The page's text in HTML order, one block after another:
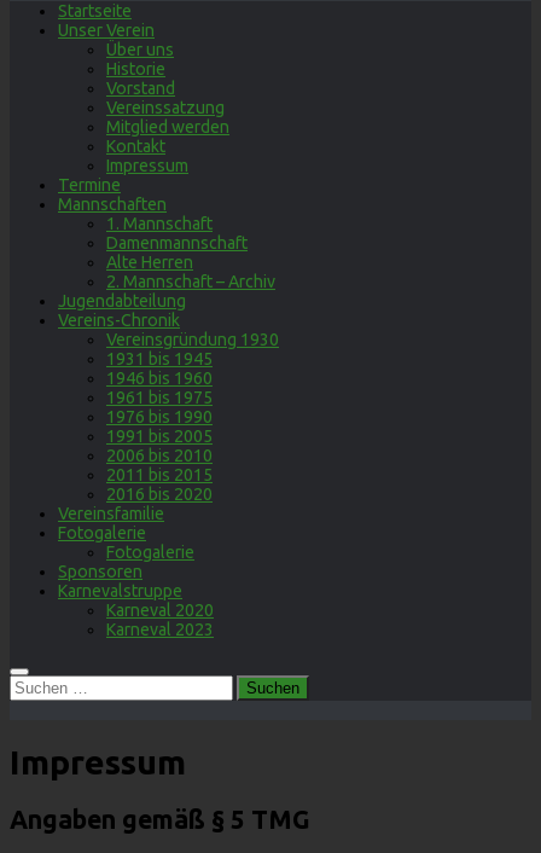
Startseite
Unser Verein
Über uns
Historie
Vorstand
Vereinssatzung
Mitglied werden
Kontakt
Impressum
Termine
Mannschaften
1. Mannschaft
Damenmannschaft
Alte Herren
2. Mannschaft – Archiv
Jugendabteilung
Vereins-Chronik
Vereinsgründung 1930
1931 bis 1945
1946 bis 1960
1961 bis 1975
1976 bis 1990
1991 bis 2005
2006 bis 2010
2011 bis 2015
2016 bis 2020
Vereinsfamilie
Fotogalerie
Fotogalerie
Sponsoren
Karnevalstruppe
Karneval 2020
Karneval 2023
Suchen
nach:
Impressum
Angaben gemäß § 5 TMG